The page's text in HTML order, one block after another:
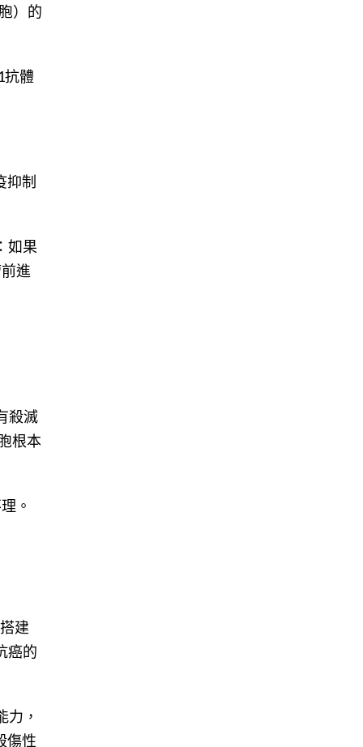
）的
抗體
抑制
如果
進
殺滅
根本
。
建
癌的
力，
傷性